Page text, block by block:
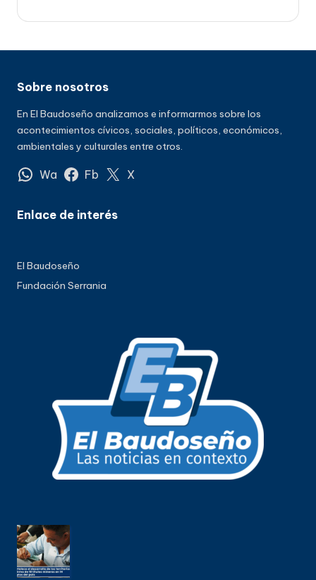
Sobre nosotros
En El Baudoseño analizamos e informarmos sobre los
acontecimientos cívicos, sociales, políticos, económicos,
ambientales y culturales entre otros.
Wa Fb X
Enlace de interés
El Baudoseño
Fundación Serrania